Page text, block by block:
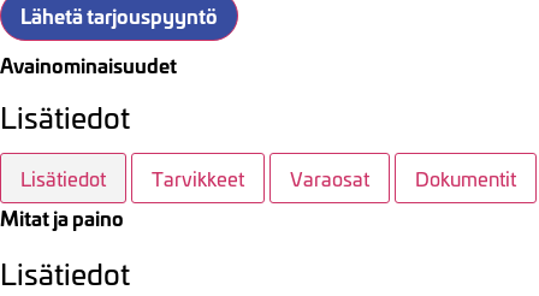
Lähetä tarjouspyyntö
Avainominaisuudet
Lisätiedot
Lisätiedot Tarvikkeet Varaosat Dokumentit
Mitat ja paino
Lisätiedot